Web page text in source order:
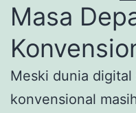
Masa
Meski dunia
konvensional